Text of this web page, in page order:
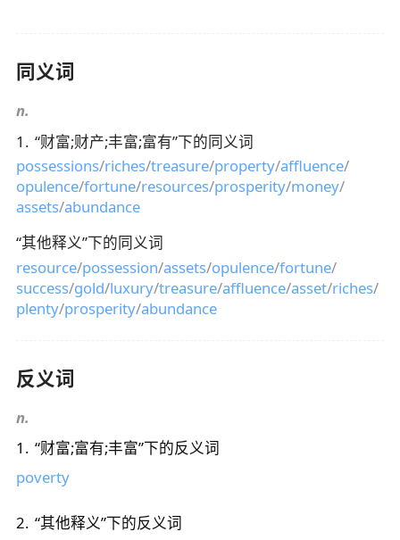
同义词
n.
1 . “财富;财产;丰富;富有”下的同义词
possessions/riches/treasure/property/affluence/
opulence/fortune/resources/prosperity/money/
assets/abundance
“其他释义”下的同义词
resource/possession/assets/opulence/fortune/
success/gold/luxury/treasure/affluence/asset/riches/
plenty/prosperity/abundance
反义词
n.
1 . “财富;富有;丰富”下的反义词
poverty
2. “其他释义”下的反义词